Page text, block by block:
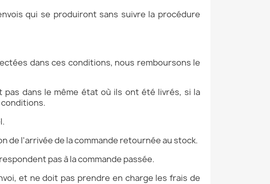
qui se produiront sans suivre la procédure
dans ces conditions, nous remboursons le
dans le même état où ils ont été livrés, si la
de l'arrivée de la commande retournée au stock.
pas à la commande passée.
et ne doit pas prendre en charge les frais de